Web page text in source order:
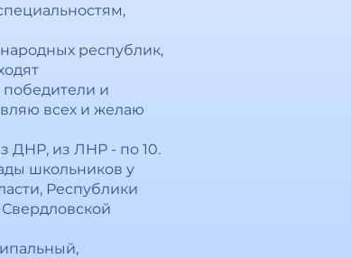
республик,
и
всех и желаю
ДНР, из ЛНР - по 10.
школьников у
Республики